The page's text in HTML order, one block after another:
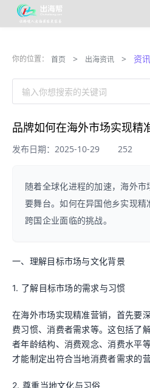
你的位置： 首页 > 出海资讯 > 资
输入你想搜索的关键词
品牌如何在海外市场实现精
发布日期：2025-10-29 252
随着全球化进程的加速，海外
要舞台。如何在异国他乡实现
跨国企业面临的挑战。
一、理解目标市场与文化背景
1. 了解目标市场的需求与习惯
在海外市场实现精准营销，首先要
费习惯、消费者需求等。这包括了
者年龄结构、消费观念、消费水平
才能制定出符合当地消费者需求的营
2. 尊重当地文化与习俗